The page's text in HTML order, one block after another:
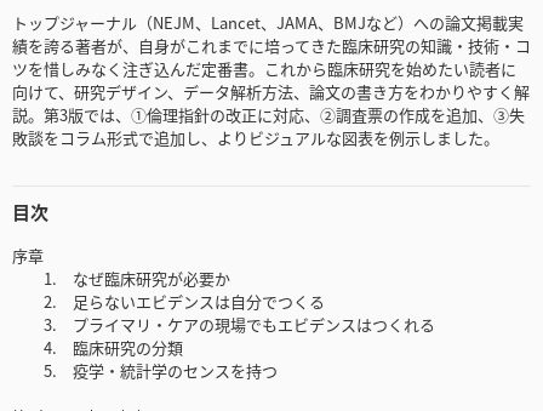
トップジャーナル（NEJM、Lancet、JAMA、BMJなど）への論文掲載実
績を誇る著者が、自身がこれまでに培ってきた臨床研究の知識・技術・コ
ツを惜しみなく注ぎ込んだ定番書。これから臨床研究を始めたい読者に
向けて、研究デザイン、データ解析方法、論文の書き方をわかりやすく解
説。第3版では、①倫理指針の改正に対応、②調査票の作成を追加、③失
敗談をコラム形式で追加し、よりビジュアルな図表を例示しました。
目次
序章
1. なぜ臨床研究が必要か
2. 足らないエビデンスは自分でつくる
3. プライマリ・ケアの現場でもエビデンスはつくれる
4. 臨床研究の分類
5. 疫学・統計学のセンスを持つ